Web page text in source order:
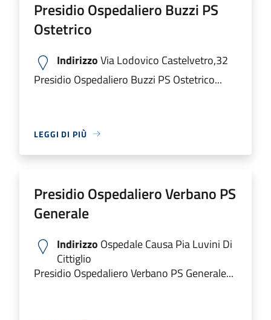
Presidio Ospedaliero Buzzi PS
Ostetrico
IndirizzoVia Lodovico Castelvetro,32
Presidio Ospedaliero Buzzi PS Ostetrico...
LEGGI DI PIÙ
Presidio Ospedaliero Verbano PS
Generale
Indirizzo Ospedale Causa Pia Luvini Di
Cittiglio
Presidio Ospedaliero Verbano PS Generale...